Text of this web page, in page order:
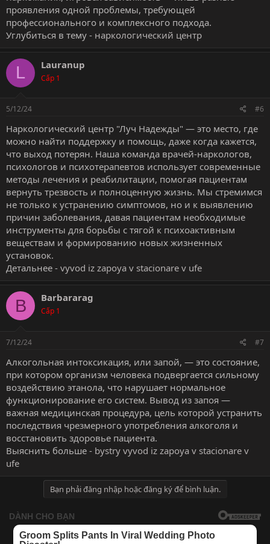
проявления одной проблемы, требующей
профессионального и комплексного подхода.
Углубиться в тему - наркологический центр
L Lauranup
Cấp 1
5/12/24 #6
Наркологический центр "Луч Надежды" — это место, где
можно найти поддержку и помощь, даже когда кажется,
что выход потерян. Наша команда врачей-наркологов,
психологов и психотерапевтов использует современные
методы лечения и реабилитации, помогая пациентам
вернуть трезвость и полноценную жизнь. Мы стремимся
не только к устранению симптомов, но и к выявлению
причин заболевания, давая пациентам необходимые
инструменты для борьбы с тягой к психоактивным
веществам и формированию новых жизненных
установок.
Детальнее - vyvod iz zapoya v stacionare v ufe
B Barbararag
Cấp 1
7/12/24 #7
Алкогольная интоксикация, или запой, — это состояние,
при котором организм человека подвергается сильному
воздействию этанола, что нарушает нормальное
функционирование его систем. Вывод из запоя —
важная медицинская процедура, цель которой устранить
последствия чрезмерного употребления алкоголя и
восстановить здоровье пациента.
Выяснить больше - bystry vyvod iz zapoya v stacionare v
ufe
Bạn phải đăng nhập hoặc đăng ký để bình luận.